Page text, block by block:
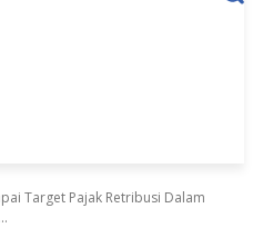
Target Pajak Retribusi Dalam